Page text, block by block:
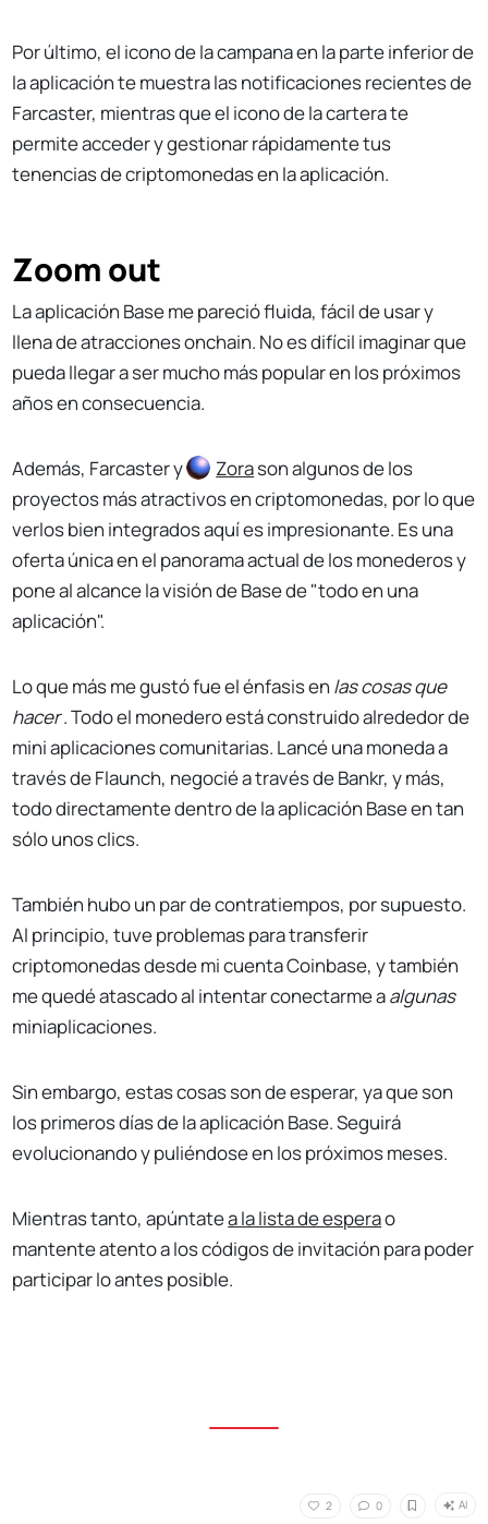
Por último, el icono de la campana en la parte inferior de
la aplicación te muestra las notificaciones recientes de
Farcaster, mientras que el icono de la cartera te
permite acceder y gestionar rápidamente tus
tenencias de criptomonedas en la aplicación.
Zoom out
La aplicación Base me pareció fluida, fácil de usar y
llena de atracciones onchain. No es difícil imaginar que
pueda llegar a ser mucho más popular en los próximos
años en consecuencia.
Además, Farcaster y Zorason algunos de los
proyectos más atractivos en criptomonedas, por lo que
verlos bien integrados aquí es impresionante. Es una
oferta única en el panorama actual de los monederos y
pone al alcance la visión de Base de "todo en una
aplicación".
Lo que más me gustó fue el énfasis en las cosas que
hacer. Todo el monedero está construido alrededor de
mini aplicaciones comunitarias. Lancé una moneda a
través de Flaunch, negocié a través de Bankr, y más,
todo directamente dentro de la aplicación Base en tan
sólo unos clics.
También hubo un par de contratiempos, por supuesto.
Al principio, tuve problemas para transferir
criptomonedas desde mi cuenta Coinbase, y también
me quedé atascado al intentar conectarme aalgunas
miniaplicaciones.
Sin embargo, estas cosas son de esperar, ya que son
los primeros días de la aplicación Base. Seguirá
evolucionando y puliéndose en los próximos meses.
Mientras tanto, apúntatea la lista de esperao
mantente atento a los códigos de invitación para poder
participar lo antes posible.
2 0 AI